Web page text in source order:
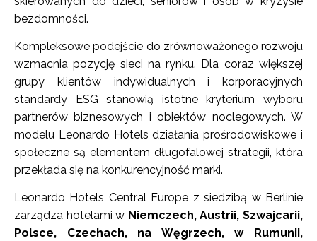
bezdomności.
Kompleksowe podejście do zrównoważonego rozwoju
wzmacnia pozycję sieci na rynku. Dla coraz większej
grupy klientów indywidualnych i korporacyjnych
standardy ESG stanowią istotne kryterium wyboru
partnerów biznesowych i obiektów noclegowych. W
modelu Leonardo Hotels działania prośrodowiskowe i
społeczne są elementem długofalowej strategii, która
przekłada się na konkurencyjność marki.
Leonardo Hotels Central Europe z siedzibą w Berlinie
zarządza hotelami w Niemczech, Austrii, Szwajcarii,
Polsce, Czechach, na Węgrzech, w Rumunii,